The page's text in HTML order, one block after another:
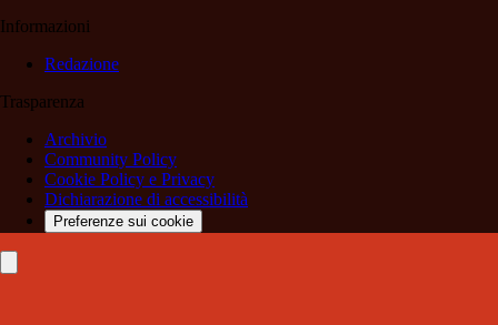
Informazioni
Redazione
Trasparenza
Archivio
Community Policy
Cookie Policy e Privacy
Dichiarazione di accessibilità
Preferenze sui cookie